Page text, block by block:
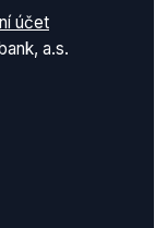
účet
a.s.